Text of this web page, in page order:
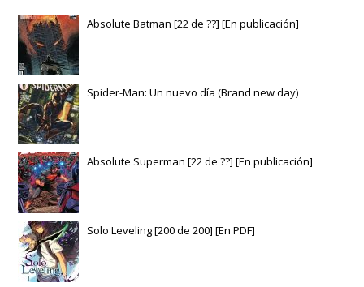
Absolute Batman [22 de ??] [En publicación]
Spider-Man: Un nuevo día (Brand new day)
Absolute Superman [22 de ??] [En publicación]
Solo Leveling [200 de 200] [En PDF]